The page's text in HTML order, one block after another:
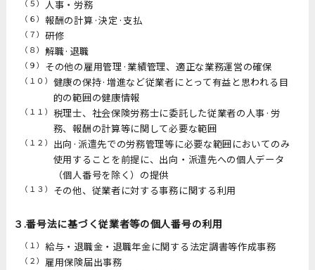
（５） 人事・労務
（６）報酬の計算·決定·支払
（７）研修
（８）解職·退職
（９） その他の雇用管理·業績管理、適正な業務運営の確保
（１０） 健康の保持·増進など従業者にとって有益と思われる目
的の範囲の健康情報
（１１） 税理士、社会保険労務士に委託した従業者の人事·労
務、報酬の計算等に関して必要な範囲
（１２） 出向·派遣先での労務管理等に必要な範囲においてのみ
使用することを前提に、出向・派遣先への個人データ
（個人番号を除く）の提供
（１３） その他、従業者に対する事務に関する利用
３.番号法に基づく従業者等の個人番号の利用
（１）給与・退職金・退職年金に関する法定調書等作成事務
（２） 雇用保険届出事務